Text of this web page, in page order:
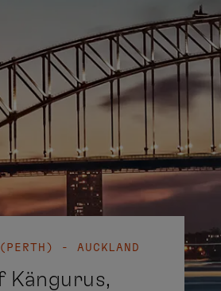
(PERTH) - AUCKLAND
Kängurus,